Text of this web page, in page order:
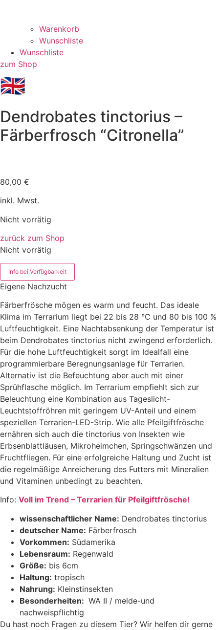
Warenkorb
Wunschliste
Wunschliste
zum Shop
🇬🇧
Dendrobates tinctorius –
Färberfrosch “Citronella”
80,00 €
inkl. Mwst.
Nicht vorrätig
zurück zum Shop
Nicht vorrätig
Info bei Verfügbarkeit
Eigene Nachzucht
Färberfrösche mögen es warm und feucht. Das ideale
Klima im Terrarium liegt bei 22 bis 28 °C und 80 bis 100 %
Luftfeuchtigkeit. Eine Nachtabsenkung der Temperatur ist
beim Dendrobates tinctorius nicht zwingend erforderlich.
Für die hohe Luftfeuchtigkeit sorgt im Idealfall eine
programmierbare Beregnungsanlage für Terrarien.
Alternativ ist die Befeuchtung aber auch mit einer
Sprühflasche möglich. Im Terrarium empfiehlt sich zur
Beleuchtung eine Kombination aus Tageslicht-
Leuchtstoffröhren mit geringem UV-Anteil und einem
speziellen Terrarien-LED-Strip. Wie alle Pfeilgiftfrösche
ernähren sich auch die tinctorius von Insekten wie
Erbsenblattläusen, Mikroheimchen, Springschwänzen und
Fruchtfliegen. Für eine erfolgreiche Haltung und Zucht ist
die regelmäßige Anreicherung des Futters mit Mineralien
und Vitaminen unbedingt zu beachten.
Info: Voll im Trend – Terrarien für Pfeilgiftfrösche!
wissenschaftlicher Name: Dendrobates tinctorius
deutscher Name: Färberfrosch
Vorkommen: Südamerika
Lebensraum: Regenwald
Größe: bis 6cm
Haltung: tropisch
Nahrung: Kleinstinsekten
Besonderheiten: WA II / melde-und
nachweispflichtig
Du hast noch Fragen zu diesem Tier? Wir helfen dir gerne